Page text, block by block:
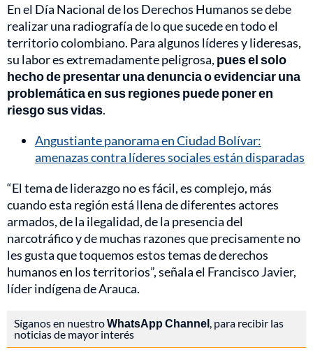
En el Día Nacional de los Derechos Humanos se debe
realizar una radiografía de lo que sucede en todo el
territorio colombiano. Para algunos líderes y lideresas,
su labor es extremadamente peligrosa, pues el solo
hecho de presentar una denuncia o evidenciar una
problemática en sus regiones puede poner en
riesgo sus vidas.
Angustiante panorama en Ciudad Bolívar:
amenazas contra líderes sociales están disparadas
“El tema de liderazgo no es fácil, es complejo, más
cuando esta región está llena de diferentes actores
armados, de la ilegalidad, de la presencia del
narcotráfico y de muchas razones que precisamente no
les gusta que toquemos estos temas de derechos
humanos en los territorios”, señala el Francisco Javier,
líder indígena de Arauca.
Síganos en nuestroWhatsApp Channel , para recibir las
noticias de mayor interés